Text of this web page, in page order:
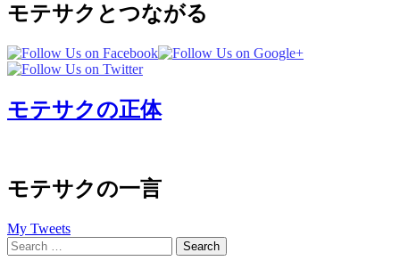
モテサクとつながる
モテサクの正体
モテサクの一言
My Tweets
Search
for: